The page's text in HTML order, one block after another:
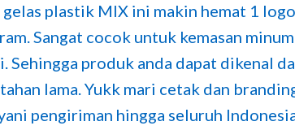
plastik MIX ini makin hemat 1
Sangat cocok untuk kemasan
Sehingga produk anda dapat dikenal
lama. Yukk mari cetak dan
pengiriman hingga seluruh